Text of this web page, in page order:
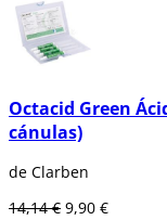
Octacid Green
cánulas)
de Clarben
14,14 € 9,90 €